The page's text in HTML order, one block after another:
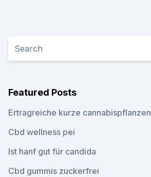
Featured Posts
Ertragreiche kurze cannabispflanzen
Cbd wellness pei
Ist hanf gut für candida
Cbd gummis zuckerfrei